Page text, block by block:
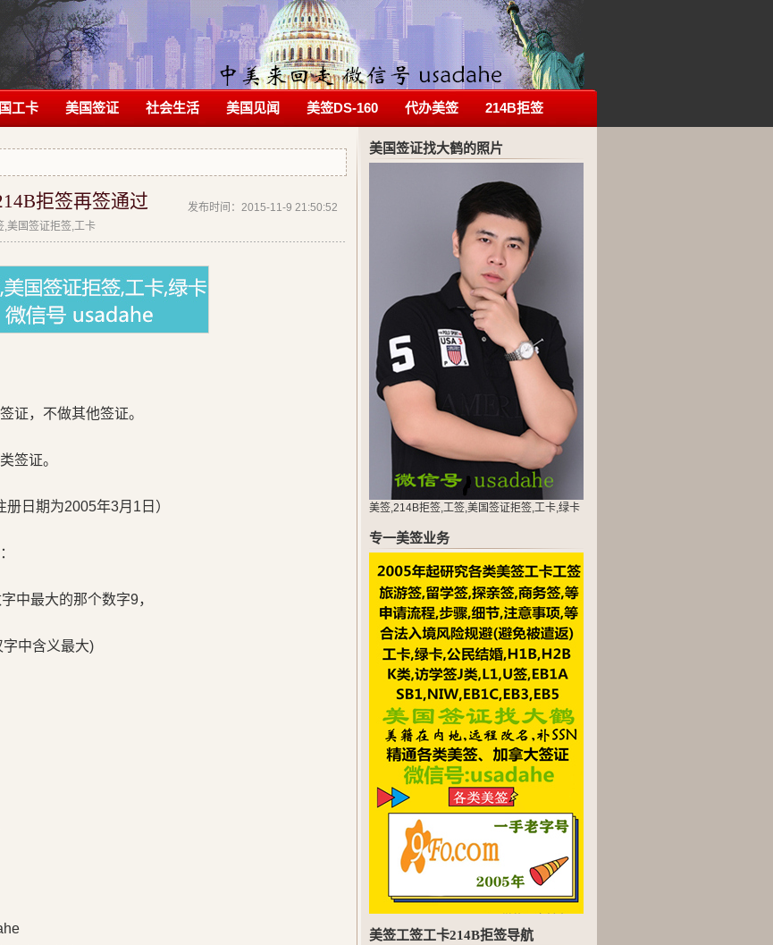
工卡 美国签证 社会生活 美国见闻 美签DS-160 代办美签 214B拒签
发布时间：2015-11-9 21:50:52
拒签再签通过
,美国签证拒签,工卡
证，不做其他签证。
签证。
日期为2005年3月1日）
中最大的那个数字9，
中含义最大)
美国签证找大鹤的照片
美签,214B拒签,工签,美国签证拒签,工卡,绿卡
专一美签业务
美签工签工卡214B拒签导航